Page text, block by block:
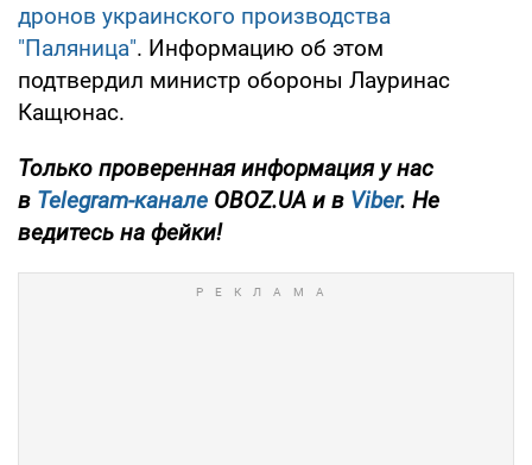
дронов украинского производства
"Паляница". Информацию об этом
подтвердил министр обороны Лауринас
Кащюнас.
Только проверенная информация у нас
в Telegram-канале OBOZ.UA и в Viber. Не
ведитесь на фейки!